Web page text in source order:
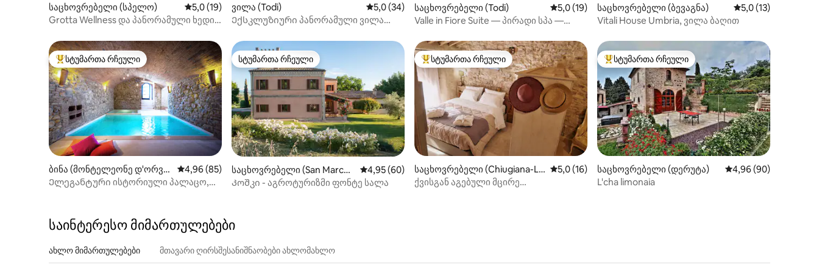
საცხოვრებელი (სპელო) საშუალო შეფასებაა 5‑დან 5,0, 19 მიმოხილვა
5,0 (19)
Grotta Wellness და პანორამული ხედი |
ვილა (Todi) საშუალო შეფასებაა 5‑დან 5,0, 34 მიმოხილვა
5,0 (34)
Ექსკლუზიური პანორამული ვილა
საცხოვრებელი (Todi) საშუალო შეფასებაა 5‑დან 5,0, 19 მიმოხილვა
5,0 (19)
Valle in Fiore Suite — პირადი სპა —
საცხოვრებელი (ბევაგნა) საშუალო
5,0 (13)
Vitali House Umbria, ვილა ბაღით
სტუმართა რჩეული მოწინავე ვარიანტი
სტუმართა რჩეული
ბინა (მონტელეონე დ'ორვი
ეტო)
საშუალო შეფასებაა 5‑დან 4,96, 85 მიმოხილვა
4,96 (85)
Ელეგანტური ისტორიული პალაცო,
სტუმართა რჩეული
სტუმართა რჩეული
საცხოვრებელი (San Marco
di Montefalco)
საშუალო შეფასებაა 5‑დან 4,95, 60 მიმოხილვა
4,95 (60)
Კოშკი - აგროტურიზმი ფონტე სალა
სტუმართა რჩეული მოწინავე ვარიანტი
სტუმართა რჩეული
საცხოვრებელი (Chiugiana-La
Commenda)
საშუალო შეფასებაა 5‑დან 5,0, 16 მიმოხილვა
5,0 (16)
ქვისგან აგებული მცირე
სტუმართა რჩეული მოწინავე ვარიანტი
სტუმართა რჩეული
საცხოვრებელი (დერუტა) საშუალო შეფასებაა
4,96 (90)
L'cha limonaia
საინტერესო მიმართულებები
ახლო მიმართულებები მთავარი ღირსშესანიშნაობები ახლომახლო